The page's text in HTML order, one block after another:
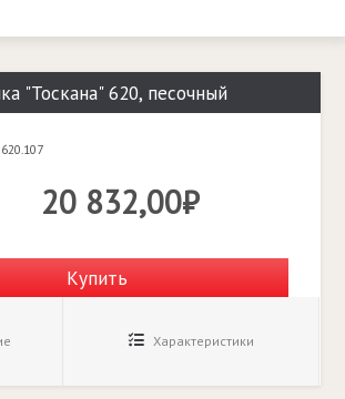
"Тоскана" 620, песочный
20 832,00₽
Купить
Характеристики